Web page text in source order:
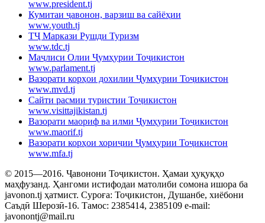
www.president.tj
Кумитаи ҷавонон, варзиш ва сайёҳии
www.youth.tj
ТҶ Маркази Рушди Туризм
www.tdc.tj
Маҷлиси Олии Ҷумҳурии Тоҷикистон
www.parlament.tj
Вазорати корҳои дохилии Ҷумҳурии Тоҷикистон
www.mvd.tj
Сайти расмии туристии Тоҷикистон
www.visittajikistan.tj
Вазорати маориф ва илми Ҷумҳурии Тоҷикистон
www.maorif.tj
Вазорати корҳои хориҷии Ҷумҳурии Тоҷикистон
www.mfa.tj
© 2015—2016. Ҷавонони Тоҷикистон. Ҳамаи ҳуқуқҳо
маҳфузанд. Ҳангоми истифодаи матолиби сомона ишора ба
javonon.tj ҳатмист. Суроға: Тоҷикистон, Душанбе, хиёбони
Саъдӣ Шерозӣ-16. Тамос: 2385414, 2385109 e-mail:
javonontj@mail.ru